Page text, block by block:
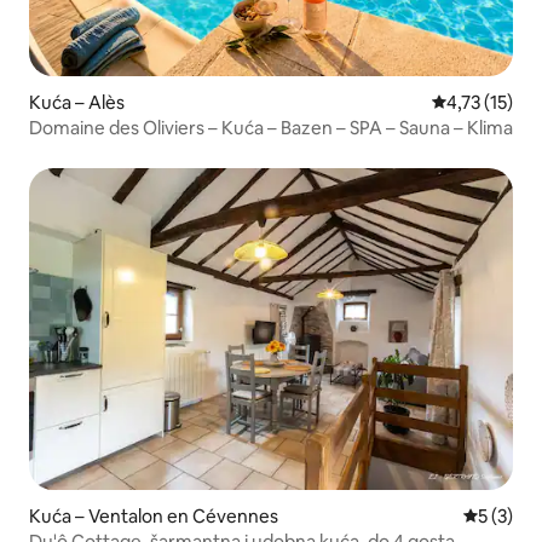
Kuća – Alès Prosječna
4,73 (15)
Domaine des Oliviers – Kuća – Bazen – SPA – Sauna – Klima
Kuća – Ventalon en Cévennes
5 (3)